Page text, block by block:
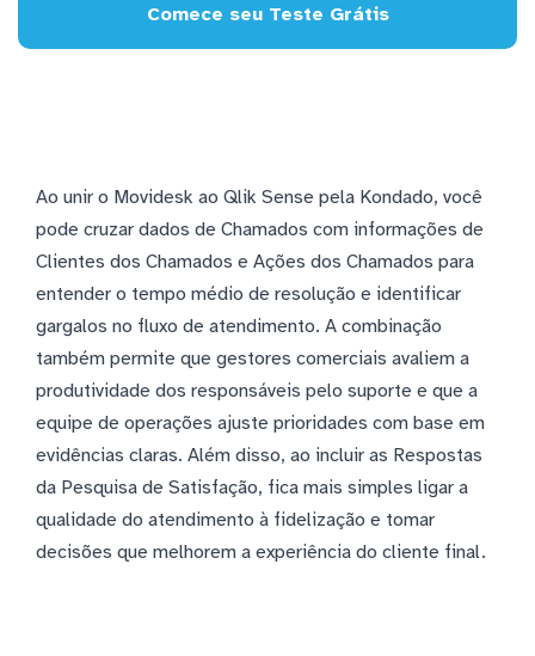
Comece seu Teste Grátis
Ao unir o Movidesk ao Qlik Sense pela Kondado, você
pode cruzar dados de Chamados com informações de
Clientes dos Chamados e Ações dos Chamados para
entender o tempo médio de resolução e identificar
gargalos no fluxo de atendimento. A combinação
também permite que gestores comerciais avaliem a
produtividade dos responsáveis pelo suporte e que a
equipe de operações ajuste prioridades com base em
evidências claras. Além disso, ao incluir as Respostas
da Pesquisa de Satisfação, fica mais simples ligar a
qualidade do atendimento à fidelização e tomar
decisões que melhorem a experiência do cliente final.